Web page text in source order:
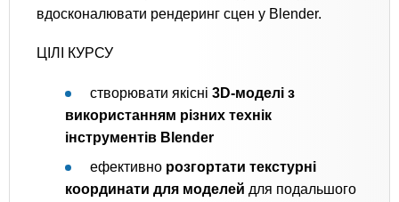
вдосконалювати рендеринг сцен у Blender.
ЦІЛІ КУРСУ
створювати якісні 3D-моделі з
використанням різних технік
інструментів Blender
ефективно розгортати текстурні
координати для моделей для подальшого